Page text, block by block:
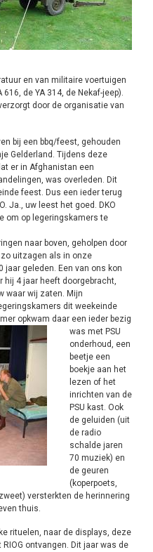
en van militaire voertuigen
616, de YA 314, de Nekaf-jeep).
door de organisatie van
bij een bbq/feest, gehouden
Gelderland. Tijdens deze
er in Afghanistan een
was overleden. Dit
feest. Dus een ieder terug
Ja., uw leest het goed. DKO
om op legeringskamers te
naar boven, geholpen door
uitzagen als in onze
jaar geleden. Een van ons kon
hij 4 jaar heeft doorgebracht,
waar wij zaten. Mijn
dit weekeinde
opkwam daar een ieder bezig
was met PSU
onderhoud, een
beetje een
boekje aan het
lezen of het
inrichten van de
PSU kast. Ook
de geluiden (uit
de radio
schalde jaren
70 muziek) en
de geuren
(koperpoets,
versterkten de herinnering
thuis.
rituelen, naar de displays, deze
ontvangen. Dit jaar was de